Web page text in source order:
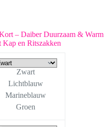
– Daiber Duurzaam & Warm
Kap en Ritszakken
Zwart
Lichtblauw
Marineblauw
Groen